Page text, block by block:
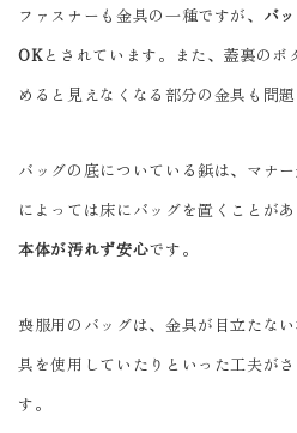
ファスナーも金具の一種ですが、 バ
OKとされています。また、蓋裏の
めると見えなくなる部分の金具も問題
バッグの底についている鋲は、マナ
によっては床にバッグを置くことがあ
本体が汚れず安心です。
喪服用のバッグは、金具が目立たな
具を使用していたりといった工夫が
す。